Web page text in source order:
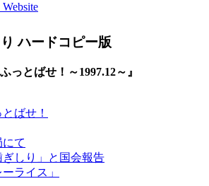
ハードコピー版
っとばせ！～1997.12～』
ばせ！
て
ぎしり」と国会報告
ライス」